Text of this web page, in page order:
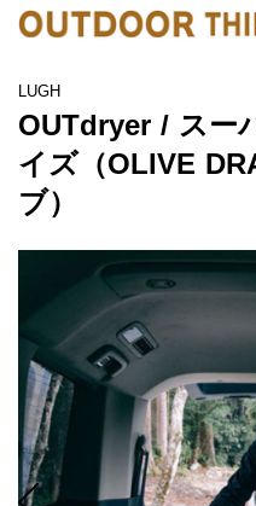
LUGH
OUTdryer / スー
イズ（OLIVE
ブ）